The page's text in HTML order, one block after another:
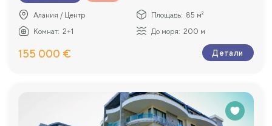
Алания / Центр Площадь: 85 м²
Комнат: 2+1 До моря: 200 м
155 000 € Детали